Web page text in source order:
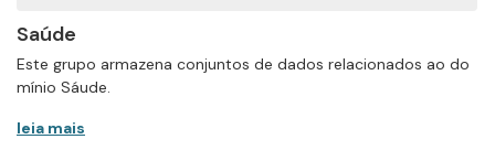
Saúde
Este grupo armazena conjuntos de dados relacionados ao do
mínio Sáude.
leia mais